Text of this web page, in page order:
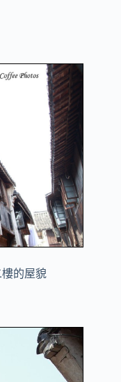
的屋貌